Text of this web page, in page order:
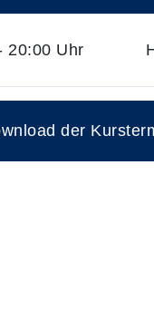
20:00 Uhr
der